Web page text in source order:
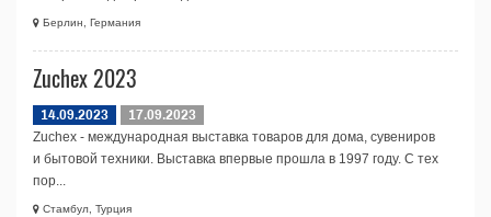
Берлин, Германия
Zuchex 2023
14.09.2023
17.09.2023
Zuchex - международная выставка товаров для дома, сувениров
и бытовой техники. Выставка впервые прошла в 1997 году. С тех
пор...
Стамбул, Турция